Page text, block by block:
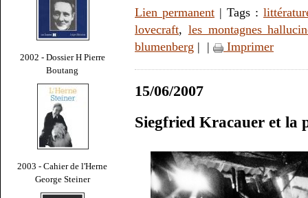
2002 - Dossier H Pierre
Boutang
2003 - Cahier de l'Herne
George Steiner
Lien permanent | Tags :
lovecraft, les montagnes
blumenberg | | Imprimer
15/06/2007
Siegfried Kracauer et la